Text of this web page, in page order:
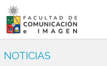
NOTICIAS